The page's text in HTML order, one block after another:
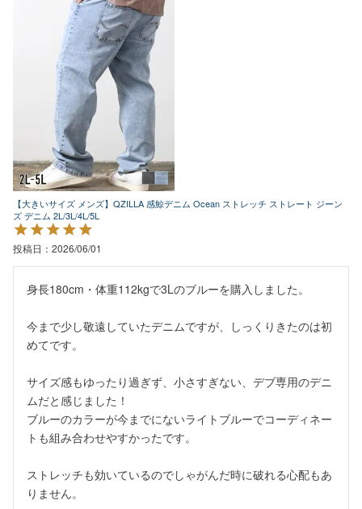
【大きいサイズ メンズ】QZILLA 感鯨デニム Ocean ストレッチ ストレート ジーン
ズ デニム 2L/3L/4L/5L
投稿日 2026/06/01
身長180cm・体重112kgで3Lのブルーを購入しました。
今まで少し敬遠していたデニムですが、しっくりきたのは初
めてです。
サイズ感もゆったり過ぎず、小さすぎない、デブ専用のデニ
ムだと感じました！
ブルーのカラーが今までにないライトブルーでコーディネー
トも組み合わせやすかったです。
ストレッチも効いているのでしゃがんだ時に破れる心配もあ
りません。